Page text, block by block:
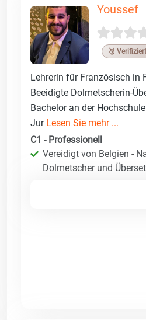
Youssef
🥉 Verifiziert
Lehrerin für Französisch in
Beeidigte Dolmetscherin-
Bachelor an der
Jur Lesen Sie mehr ...
C1 - Professionell
Vereidigt von Belgien -
Dolmetscher und